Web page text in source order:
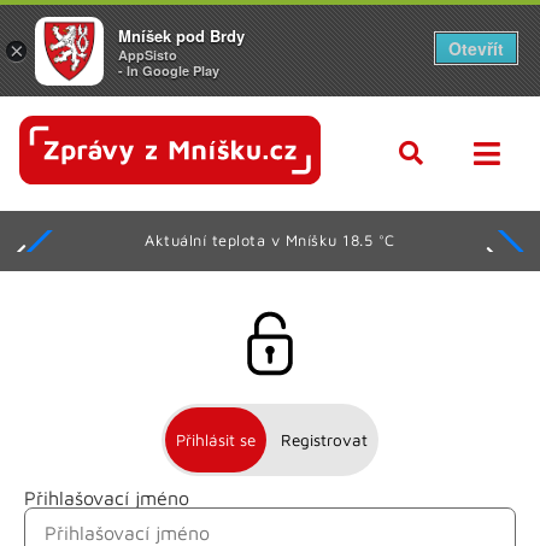
Aktuální teplota v Mníšku 18.5 °C
Přihlásit se Registrovat
Přihlašovací jméno
Jméno
×
Mníšek pod Brdy
AppSisto
- In Google Play
Otevřít